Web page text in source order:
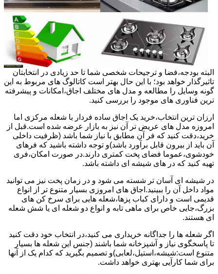
البته بودجه،فضا و ترجیحات شخصی شما تا حد زیادی در انتخابتان
تاثیرگذار خواهد بود؛ با این حال بهتر است کاتالوگ های مربوط به این
گونه وسایل را مطالعه و مدل های مختلف اجاق،امکانات و پیشرفته
ترین فناوری های موجود را بررسی کنید.
ارزان ترین انتخاب،خرید یک اجاق ساده فردار با شعله مرکزی اما
امروزه مدل های عریض تر آن نیز به بازار عرضه شده است.قبل از
خرید،دقت کنید که فر آن مطابق با نیاز شما باشد (ظرفیت داخلی
آن باید از بیرون قابل برآورد باشد)و توجه داشته باشید که فرهای
خودشوی،عموما فضای پخت کمتری دارند.در صورت امکان،فری
تهیه کنید که در های شیشه ای داشته باشد.
در شیشه ای آسان تر شسته می شود و در زمان پخت نیز می توانید
مواد داخل آن را ببینید.اجاق های امروزی بسیار متنوع تر از انواع
قدیمی است و دارای کباب پزها،شعله هایی برای سرخ کن های
بزرگ،جایی خاص برای ماهی تابه و انواع دو شعله ای یا شش شعله
ای هستند.
اگر شعله ها را جداگانه خریداری می کنید،در انتخاب خود دقت کنید
تا پاسخگوی نیاز و آشپزخانه شما باشند (جنس این شعله ها بسیار
متنوع است:شیشه،استیل،لعابی)و تصمیم بگیرید که کدام یک از آنها
برای شما کارآیی بهتری خواهد داشت.